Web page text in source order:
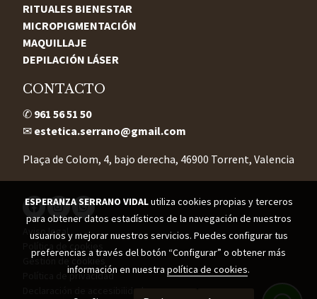
RITUALES BIENESTAR
MICROPIGMENTACIÓN
MAQUILLAJE
DEPILACIÓN LÁSER
CONTACTO
✆ 961 56 51 50
✉ estetica.serrano@gmail.com
Plaça de Colom, 4, bajo derecha, 46900 Torrent, Valencia
Aviso legal
Política de cookies
Gestión de cookies
Política de privacidad
ESPERANZA SERRANO VIDALutiliza cookies propias y terceros
para obtener datos estadísticos de la navegación de nuestros
usuarios y mejorar nuestros servicios. Puedes configurar tus
preferencias a través del botón “Configurar” o obtener más
información en nuestra política de cookies.